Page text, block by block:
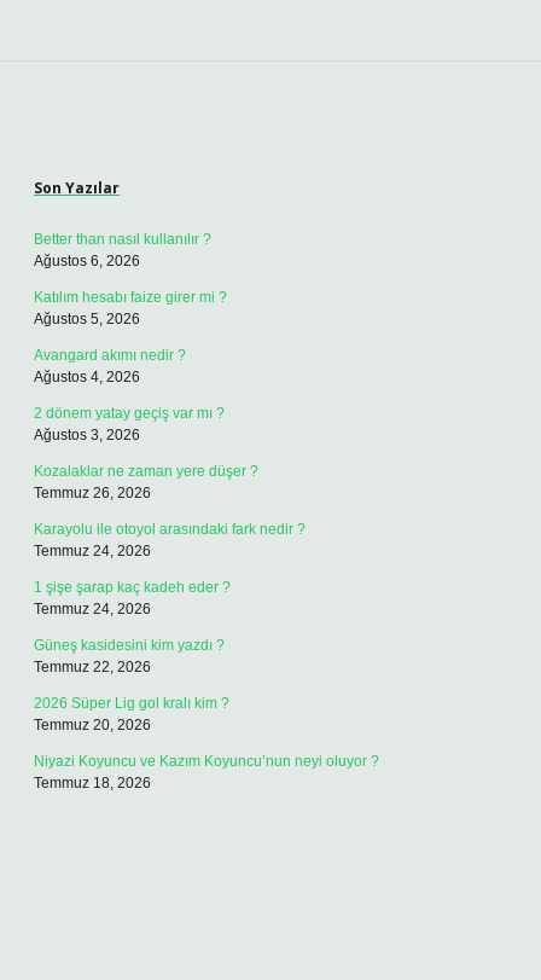
Son Yazılar
Better than nasıl kullanılır ?
Ağustos 6, 2026
Katılım hesabı faize girer mi ?
Ağustos 5, 2026
Avangard akımı nedir ?
Ağustos 4, 2026
2 dönem yatay geçiş var mı ?
Ağustos 3, 2026
Kozalaklar ne zaman yere düşer ?
Temmuz 26, 2026
Karayolu ile otoyol arasındaki fark nedir ?
Temmuz 24, 2026
1 şişe şarap kaç kadeh eder ?
Temmuz 24, 2026
Güneş kasidesini kim yazdı ?
Temmuz 22, 2026
2026 Süper Lig gol kralı kim ?
Temmuz 20, 2026
Niyazi Koyuncu ve Kazım Koyuncu’nun neyi oluyor ?
Temmuz 18, 2026